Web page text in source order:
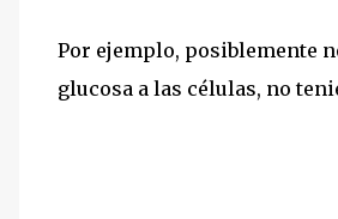
Por ejemplo, posiblemente
glucosa a las células, no